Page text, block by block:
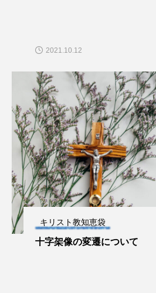
2021.10.12
キリスト教知恵袋
十字架像の変遷について